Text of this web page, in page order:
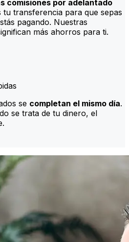
comisiones por adelantado
transferencia para que sepas
pagando. Nuestras
más ahorros para ti.
se completan el mismo día.
se trata de tu dinero, el